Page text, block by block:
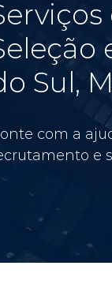
Sul,
com a
e